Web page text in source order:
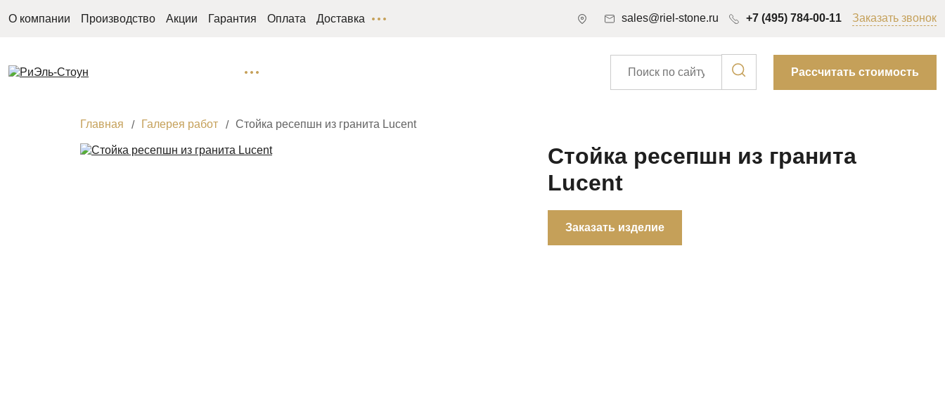
О компании Производство Акции Гарантия Оплата Доставка sales@riel-stone.ru +7 (495) 784-00-11 Заказать звонок
Рассчитать стоимость
Главная Галерея работ Стойка ресепшн из гранита Lucent
Стойка ресепшн из гранита
Lucent
Заказать изделие